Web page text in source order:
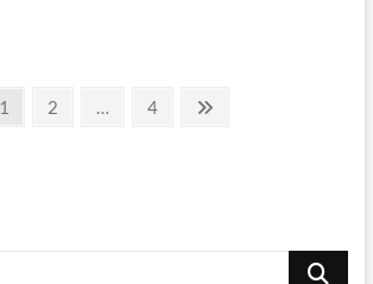
Page
1 Page
2 … Page
4
Search